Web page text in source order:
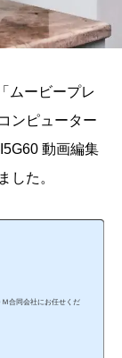
ムービープレ
ンピューター
動画編集
した。
合同会社にお任せくだ